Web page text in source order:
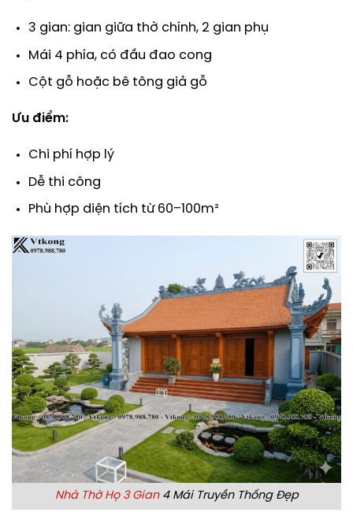
3 gian: gian giữa thờ chính, 2 gian phụ
Mái 4 phía, có đầu đao cong
Cột gỗ hoặc bê tông giả gỗ
Ưu điểm:
Chi phí hợp lý
Dễ thi công
Phù hợp diện tích từ 60–100m²
Nhà Thờ Họ 3 Gian4 Mái Truyền Thống Đẹp